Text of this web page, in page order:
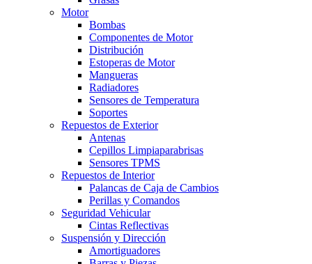
Motor
Bombas
Componentes de Motor
Distribución
Estoperas de Motor
Mangueras
Radiadores
Sensores de Temperatura
Soportes
Repuestos de Exterior
Antenas
Cepillos Limpiaparabrisas
Sensores TPMS
Repuestos de Interior
Palancas de Caja de Cambios
Perillas y Comandos
Seguridad Vehicular
Cintas Reflectivas
Suspensión y Dirección
Amortiguadores